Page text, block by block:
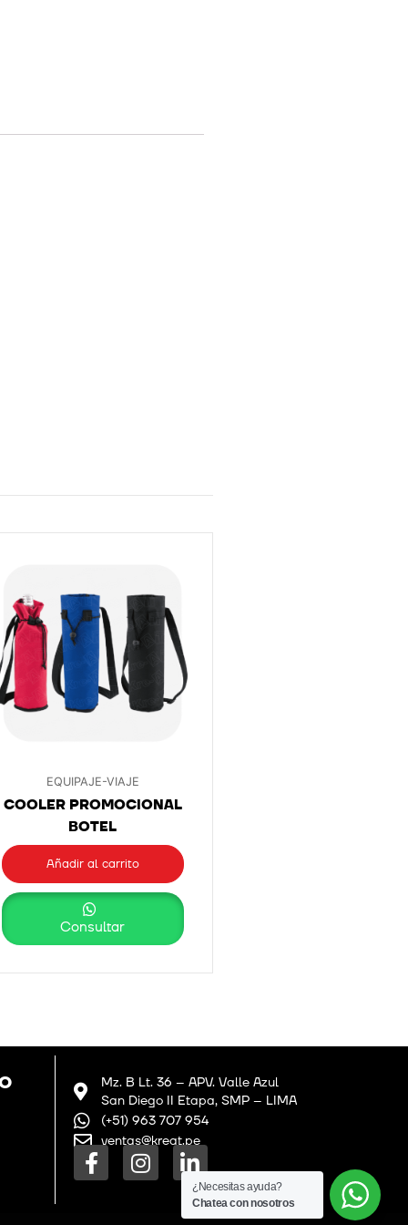
EQUIPAJE-VIAJE
COOLER PROMOCIONAL
BOTEL
Añadir al carrito
Consultar
Mz. B Lt. 36 – APV. Valle Azul
San Diego II Etapa, SMP – LIMA
(+51) 963 707 954
ventas@kreat.pe
F
a
I
n
L
i
n
¿Necesitas ayuda?
Chatea con nosotros